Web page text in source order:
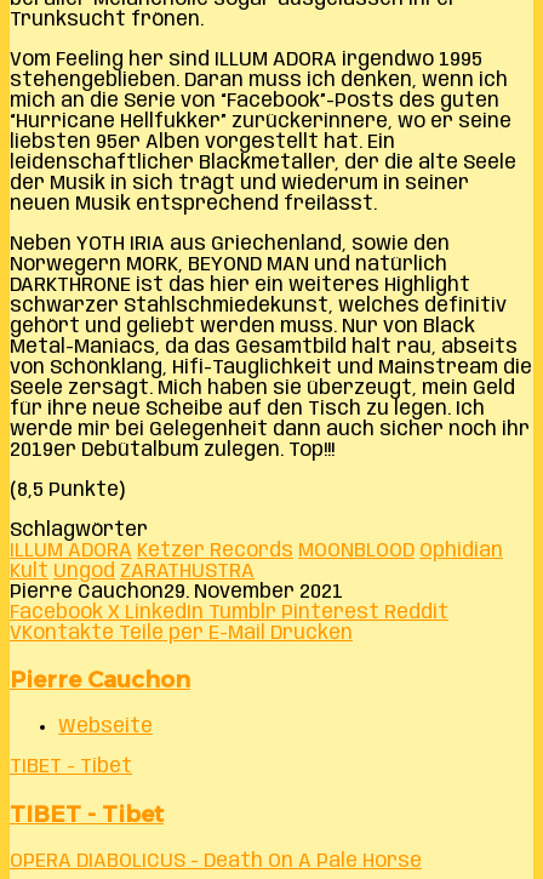
Trunksucht frönen.
Vom Feeling her sind ILLUM ADORA irgendwo 1995
stehengeblieben. Daran muss ich denken, wenn ich
mich an die Serie von “Facebook”-Posts des guten
“Hurricane Hellfukker” zurückerinnere, wo er seine
liebsten 95er Alben vorgestellt hat. Ein
leidenschaftlicher Blackmetaller, der die alte Seele
der Musik in sich trägt und wiederum in seiner
neuen Musik entsprechend freilässt.
Neben YOTH IRIA aus Griechenland, sowie den
Norwegern MORK, BEYOND MAN und natürlich
DARKTHRONE ist das hier ein weiteres Highlight
schwarzer Stahlschmiedekunst, welches definitiv
gehört und geliebt werden muss. Nur von Black
Metal-Maniacs, da das Gesamtbild halt rau, abseits
von Schönklang, Hifi-Tauglichkeit und Mainstream die
Seele zersägt. Mich haben sie überzeugt, mein Geld
für ihre neue Scheibe auf den Tisch zu legen. Ich
werde mir bei Gelegenheit dann auch sicher noch ihr
2019er Debütalbum zulegen. Top!!!
(8,5 Punkte)
Schlagwörter
ILLUM ADORA Ketzer Records MOONBLOOD Ophidian
Kult Ungod ZARATHUSTRA
Pierre Cauchon29. November 2021
Facebook X LinkedIn Tumblr Pinterest Reddit
VKontakte Teile per E-Mail Drucken
Pierre Cauchon
Webseite
TIBET - Tibet
TIBET - Tibet
OPERA DIABOLICUS - Death On A Pale Horse